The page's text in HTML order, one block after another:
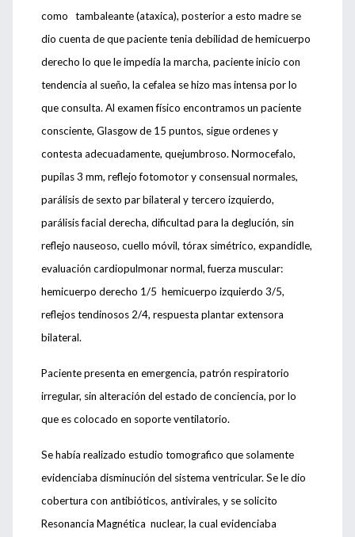
como tambaleante (ataxica), posterior a esto madre se
dio cuenta de que paciente tenia debilidad de hemicuerpo
derecho lo que le impedía la marcha, paciente inicio con
tendencia al sueño, la cefalea se hizo mas intensa por lo
que consulta. Al examen físico encontramos un paciente
consciente, Glasgow de 15 puntos, sigue ordenes y
contesta adecuadamente, quejumbroso. Normocefalo,
pupilas 3 mm, reflejo fotomotor y consensual normales,
parálisis de sexto par bilateral y tercero izquierdo,
parálisis facial derecha, dificultad para la deglución, sin
reflejo nauseoso, cuello móvil, tórax simétrico, expandidle,
evaluación cardiopulmonar normal, fuerza muscular:
hemicuerpo derecho 1/5 hemicuerpo izquierdo 3/5,
reflejos tendinosos 2/4, respuesta plantar extensora
bilateral.
Paciente presenta en emergencia, patrón respiratorio
irregular, sin alteración del estado de conciencia, por lo
que es colocado en soporte ventilatorio.
Se había realizado estudio tomografico que solamente
evidenciaba disminución del sistema ventricular. Se le dio
cobertura con antibióticos, antivirales, y se solicito
Resonancia Magnética nuclear, la cual evidenciaba